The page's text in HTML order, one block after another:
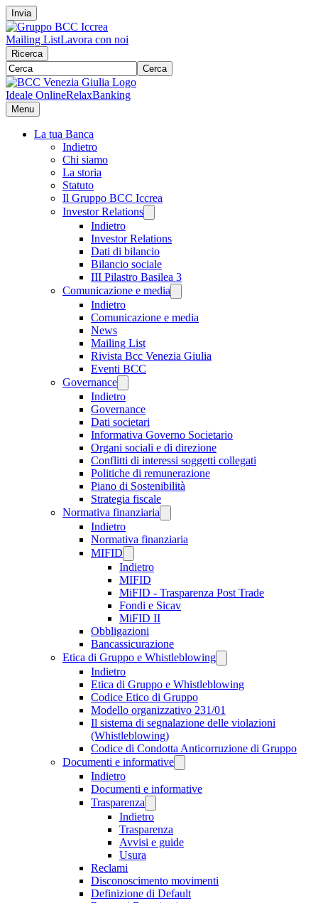
Invia
Mailing ListLavora con noi
Ricerca
Cerca
Ideale OnlineRelaxBanking
Menu
La tua Banca
Indietro
Chi siamo
La storia
Statuto
Il Gruppo BCC Iccrea
Investor Relations
Indietro
Investor Relations
Dati di bilancio
Bilancio sociale
III Pilastro Basilea 3
Comunicazione e media
Indietro
Comunicazione e media
News
Mailing List
Rivista Bcc Venezia Giulia
Eventi BCC
Governance
Indietro
Governance
Dati societari
Informativa Governo Societario
Organi sociali e di direzione
Conflitti di interessi soggetti collegati
Politiche di remunerazione
Piano di Sostenibilità
Strategia fiscale
Normativa finanziaria
Indietro
Normativa finanziaria
MIFID
Indietro
MIFID
MiFID - Trasparenza Post Trade
Fondi e Sicav
MiFID II
Obbligazioni
Bancassicurazione
Etica di Gruppo e Whistleblowing
Indietro
Etica di Gruppo e Whistleblowing
Codice Etico di Gruppo
Modello organizzativo 231/01
Il sistema di segnalazione delle violazioni
(Whistleblowing)
Codice di Condotta Anticorruzione di Gruppo
Documenti e informative
Indietro
Documenti e informative
Trasparenza
Indietro
Trasparenza
Avvisi e guide
Usura
Reclami
Disconoscimento movimenti
Definizione di Default